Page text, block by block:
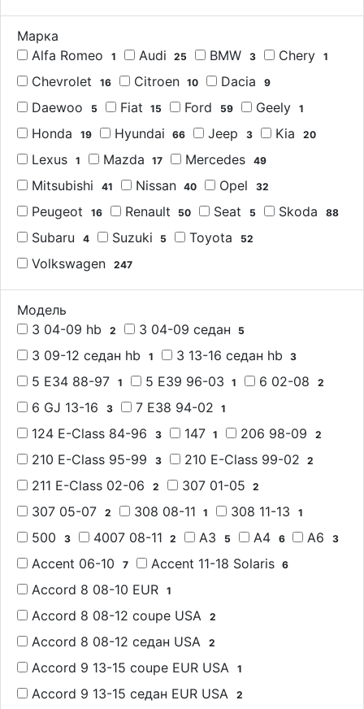
Марка
Alfa Romeo
1 Audi 25 BMW 3 Chery 1
Chevrolet 16 Citroen 10 Dacia 9
Daewoo 5 Fiat 15 Ford 59 Geely 1
Honda 19 Hyundai 66 Jeep 3 Kia 20
Lexus 1 Mazda 17 Mercedes 49
Mitsubishi 41 Nissan 40 Opel 32
Peugeot 16 Renault 50 Seat 5 Skoda 88
Subaru 4 Suzuki 5 Toyota 52
Volkswagen 247
Модель
3 04-09 hb
2 3 04-09 седан 5
3 09-12 седан hb 1 3 13-16 седан hb 3
5 E34 88-97 1 5 E39 96-03 1 6 02-08 2
6 GJ 13-16 3 7 E38 94-02 1
124 E-Class 84-96 3 147 1 206 98-09 2
210 E-Class 95-99 3 210 E-Class 99-02 2
211 E-Class 02-06 2 307 01-05 2
307 05-07 2 308 08-11 1 308 11-13 1
500 3 4007 08-11 2 A3 5 A4 6 A6 3
Accent 06-10 7 Accent 11-18 Solaris 6
Accord 8 08-10 EUR 1
Accord 8 08-12 coupe USA 2
Accord 8 08-12 седан USA 2
Accord 9 13-15 coupe EUR USA 1
Accord 9 13-15 седан EUR USA 2